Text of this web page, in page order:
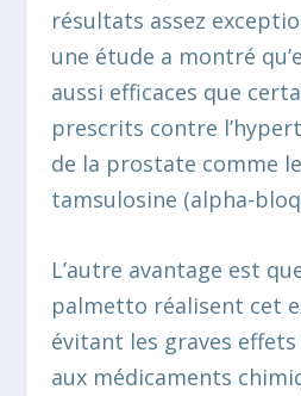
résultats assez
une étude a montré
aussi efficaces que
prescrits contre
de la prostate comme
tamsulosine (alpha-
L’autre avantage est
palmetto réalisent cet
évitant les graves
aux médicaments